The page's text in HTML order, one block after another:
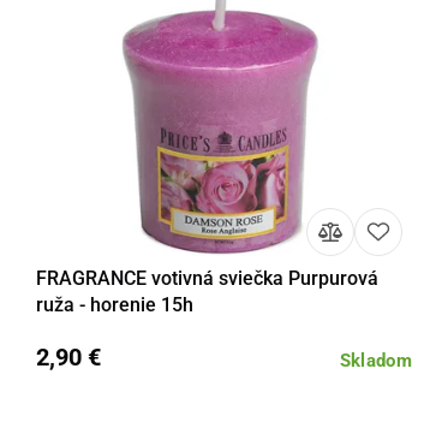
Detail Do košíka
FRAGRANCE votivná sviečka Purpurová
ruža - horenie 15h
Skladom
2,90 €